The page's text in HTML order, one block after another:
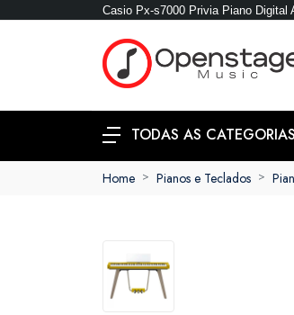
Casio Px-s7000 Privia Piano Digital
TODAS AS CATEGORIAS
Home Pianos e Teclados